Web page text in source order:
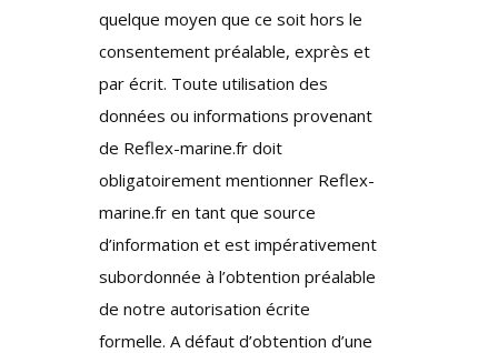
quelque moyen que ce soit hors le
consentement préalable, exprès et
par écrit. Toute utilisation des
données ou informations provenant
de Reflex-marine.fr doit
obligatoirement mentionner Reflex-
marine.fr en tant que source
d’information et est impérativement
subordonnée à l’obtention préalable
de notre autorisation écrite
formelle. A défaut d’obtention d’une